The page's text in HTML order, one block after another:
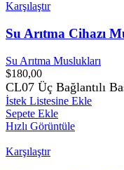
Karşılaştır
Su Arıtma Cihazı
Su Arıtma Muslukları
$180,00
CL07 Üç Bağlantılı
İstek Listesine Ekle
Sepete Ekle
Hızlı Görüntüle
Karşılaştır